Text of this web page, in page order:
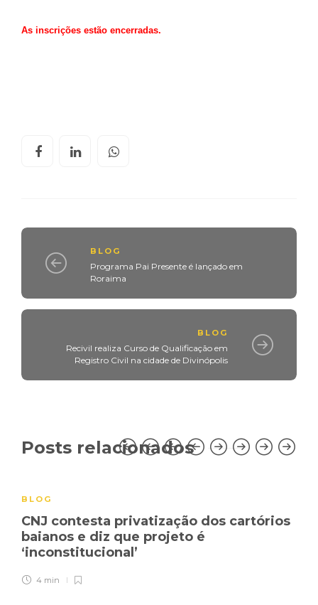
As inscrições estão encerradas.
BLOG
Programa Pai Presente é lançado em
Roraima
BLOG
Recivil realiza Curso de Qualificação em
Registro Civil na cidade de Divinópolis
Posts relacionados
BLOG
CNJ contesta privatização dos cartórios
baianos e diz que projeto é
‘inconstitucional’
4 min